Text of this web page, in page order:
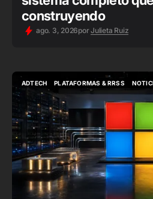
construyendo
ago. 3, 2026porJulieta Ruiz
ADTECH
ADTECH
PLATAFORMAS & RRSS
PLATAFORMAS & RRSS